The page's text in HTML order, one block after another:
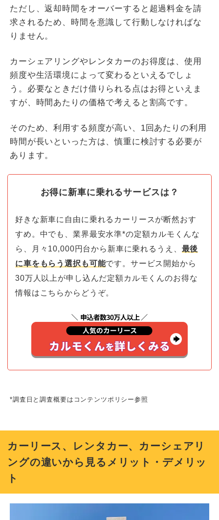
ただし、返却時間をオーバーすると超過料金を請
求されるため、時間を意識して行動しなければな
りません。
カーシェアリングやレンタカーのお得度は、使用
頻度や生活環境によって変わるといえるでしょ
う。必要なときだけ借りられる点はお得といえま
すが、時間あたりの価格で考えると割高です。
そのため、利用する頻度が高い、1回あたりの利用
時間が長いといった方は、慎重に検討する必要が
あります。
お得に新車に乗れるサービスは？
好きな新車に自由に乗れるカーリースが断然おす
すめ。中でも、業界最安水準*の定額カルモくんな
ら、月々10,000円台から新車に乗れるうえ、 最後
に車をもらう選択も可能です。サービス開始から
30万人以上が申し込んだ定額カルモくんのお得な
情報はこちらからどうぞ。
*調査日と調査概要はコンテンツポリシー参照
カーリース、レンタカー、カーシェアリ
ングの違いから見るメリット・デメリッ
ト